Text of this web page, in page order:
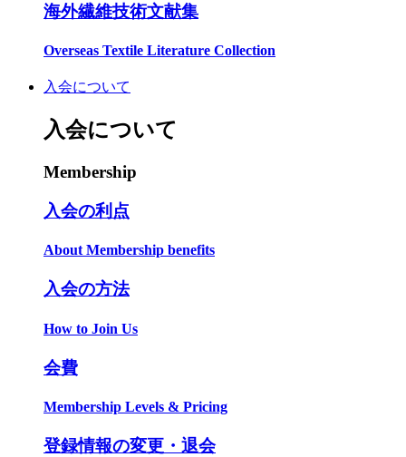
海外繊維技術文献集
Overseas Textile Literature Collection
入会について
入会について
Membership
入会の利点
About Membership benefits
入会の方法
How to Join Us
会費
Membership Levels & Pricing
登録情報の変更・退会